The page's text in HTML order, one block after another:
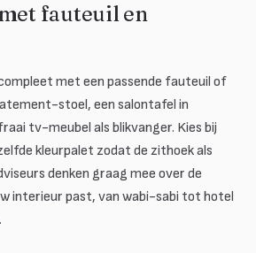
fauteuil en
met een passende fauteuil of
stoel, een salontafel in
tv-meubel als blikvanger. Kies bij
kleurpalet zodat de zithoek als
denken graag mee over de
interieur past, van wabi-sabi tot hotel